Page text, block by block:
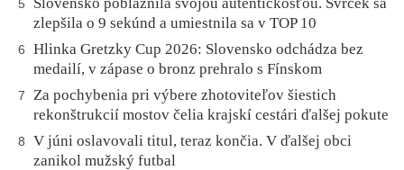
5
zlepšila o 9 sekúnd a umiestnila sa v TOP 10
6
Hlinka Gretzky Cup 2026: Slovensko odchádza bez
medailí, v zápase o bronz prehralo s Fínskom
7
Za pochybenia pri výbere zhotoviteľov šiestich
rekonštrukcií mostov čelia krajskí cestári ďalšej pokute
8
V júni oslavovali titul, teraz končia. V ďalšej obci
zanikol mužský futbal